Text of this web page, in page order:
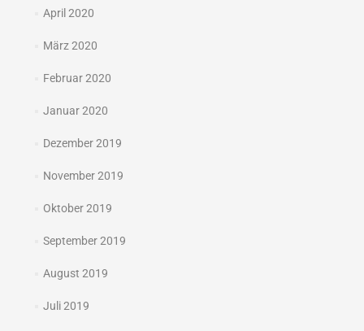
April 2020
März 2020
Februar 2020
Januar 2020
Dezember 2019
November 2019
Oktober 2019
September 2019
August 2019
Juli 2019